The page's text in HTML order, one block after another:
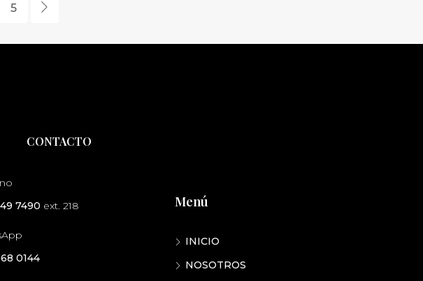
5
CONTACTO
7490 ext. 218
0144
Menú
INICIO
NOSOTROS